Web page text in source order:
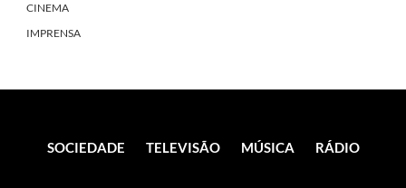
CINEMA
IMPRENSA
SOCIEDADE TELEVISÃO MÚSICA RÁDIO